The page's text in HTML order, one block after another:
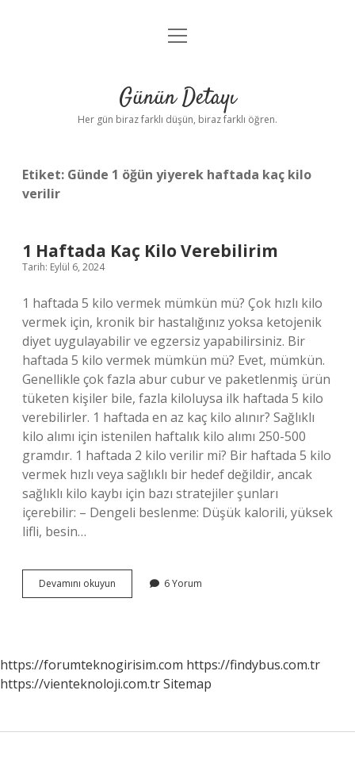
Anasayfa
Yasal Uyarı
menüyü
Günün Detayı
Her gün biraz farklı düşün, biraz farklı öğren.
Etiket: Günde 1 öğün yiyerek haftada kaç kilo
verilir
1 Haftada Kaç Kilo Verebilirim
Tarih: Eylül 6, 2024
1 haftada 5 kilo vermek mümkün mü? Çok hızlı kilo
vermek için, kronik bir hastalığınız yoksa ketojenik
diyet uygulayabilir ve egzersiz yapabilirsiniz. Bir
haftada 5 kilo vermek mümkün mü? Evet, mümkün.
Genellikle çok fazla abur cubur ve paketlenmiş ürün
tüketen kişiler bile, fazla kiloluysa ilk haftada 5 kilo
verebilirler. 1 haftada en az kaç kilo alınır? Sağlıklı
kilo alımı için istenilen haftalık kilo alımı 250-500
gramdır. 1 haftada 2 kilo verilir mi? Bir haftada 5 kilo
vermek hızlı veya sağlıklı bir hedef değildir, ancak
sağlıklı kilo kaybı için bazı stratejiler şunları
içerebilir: – Dengeli beslenme: Düşük kalorili, yüksek
lifli, besin…
Devamını okuyun
Haftada
6 Yorum
https://forumteknogirisim.com https://findybus.com.tr
https://vienteknoloji.com.trSitemap